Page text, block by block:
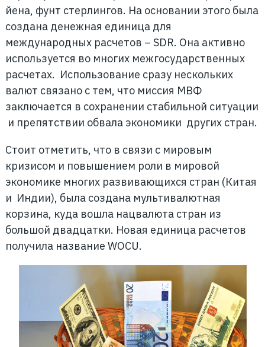
йена, фунт стерлингов. На основании этого была
создана денежная единица для
международных расчетов – SDR. Она активно
используется во многих межгосударственных
расчетах. Использование сразу нескольких
валют связано с тем, что миссия МВФ
заключается в сохранении стабильной ситуации
и препятствии обвала экономики других стран.
Стоит отметить, что в связи с мировым
кризисом и повышением роли в мировой
экономике многих развивающихся стран (Китая
и Индии), была создана мультивалютная
корзина, куда вошла нацвалюта стран из
большой двадцатки. Новая единица расчетов
получила название WOCU.